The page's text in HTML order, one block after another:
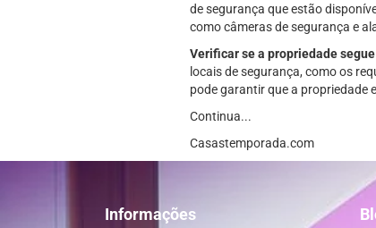
de segurança que estão
como câmeras de segurança e
Verificar se a propriedade
locais de segurança, como os
pode garantir que a propriedade
Continua...
Casastemporada.com
Informações